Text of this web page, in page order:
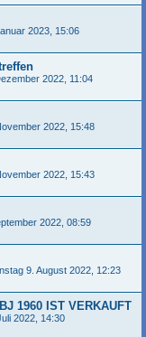
2023, 15:06
2022, 11:04
2022, 15:48
2022, 15:43
2022, 08:59
9. August 2022, 12:23
1960 IST VERKAUFT
2022, 14:30